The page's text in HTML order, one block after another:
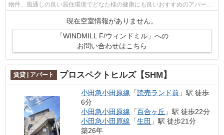
物件、風通しの良い居住環境でどなた様の健康にも良いおすすめのアパート
現在空室情報がありません。
「WINDMILL F/ウィンドミル」への
お問い合わせはこちら
賃貸 | アパート プロスペクトヒルズ【SHM】
小田急小田原線 「読売ランド前 」駅 徒歩
6分
小田急小田原線 「百合ヶ丘 」駅 徒歩22分
小田急小田原線 「生田 」駅 徒歩21分
築26年